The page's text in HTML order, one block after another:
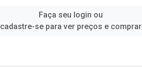
Faça seu login ou
cadastre-se para ver preços e comprar